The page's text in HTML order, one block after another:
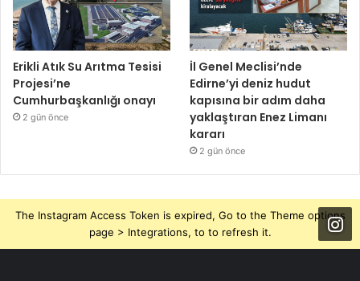
Erikli Atık Su Arıtma Tesisi
Projesi’ne
Cumhurbaşkanlığı onayı
2 gün önce
İl Genel Meclisi’nde
Edirne’yi deniz hudut
kapısına bir adım daha
yaklaştıran Enez Limanı
kararı
2 gün önce
The Instagram Access Token is expired, Go to the Theme options
page > Integrations, to to refresh it.